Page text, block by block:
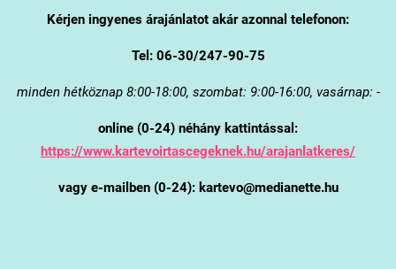
Kérjen ingyenes árajánlatot akár azonnal telefonon:
Tel: 06-30/247-90-75
minden hétköznap 8:00-18:00, szombat: 9:00-16:00, vasárnap: -
online (0-24) néhány kattintással:
https://www.kartevoirtascegeknek.hu/arajanlatkeres/
vagy e-mailben (0-24): kartevo@medianette.hu